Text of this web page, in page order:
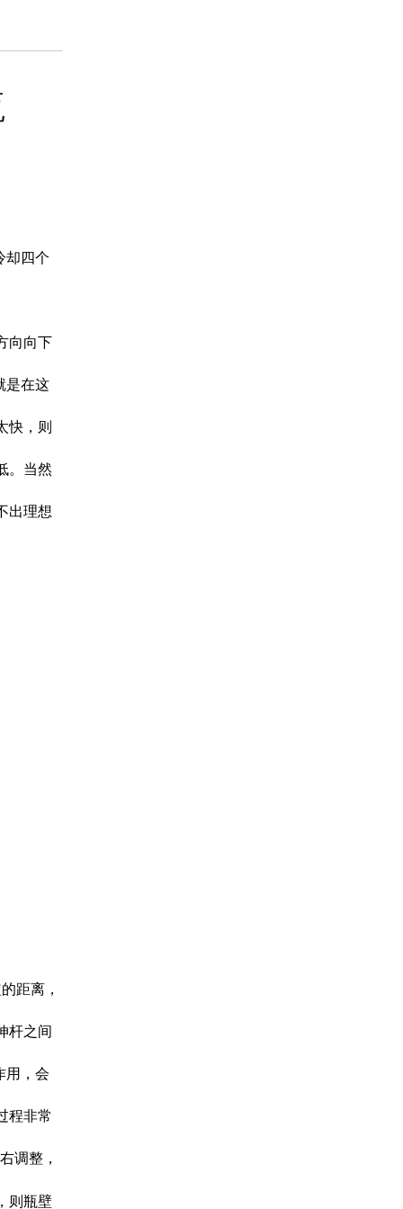
却四个
向向下
是在这
快，则
。当然
出理想
距离，
杆之间
用，会
程非常
调整，
则瓶壁